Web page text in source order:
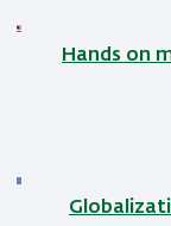
Hands on